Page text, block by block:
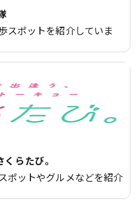
スポットを紹介していま
らたび。
ポットやグルメなどを紹介